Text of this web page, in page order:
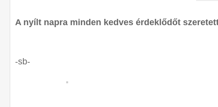
A nyílt napra minden kedves érdeklődőt
-sb-